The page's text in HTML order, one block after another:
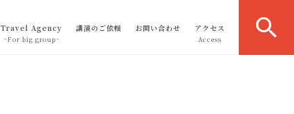
Travel Agency
~For big group~
講演のご依頼 お問い合わせ アクセス
Access